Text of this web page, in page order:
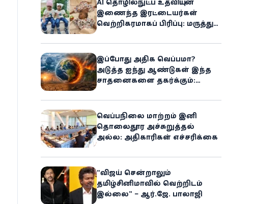
AI தொழில்நுட்ப உதவியுடன்
இணைந்த இரட்டையர்கள்
வெற்றிகரமாகப் பிரிப்பு: மருத்துவ
இப்போது அதிக வெப்பமா?
அடுத்த ஐந்து ஆண்டுகள் இந்த
சாதனைகளை தகர்க்கும்:
எச்சரிக்கை
வெப்பநிலை மாற்றம் இனி
தொலைதூர அச்சுறுத்தல்
அல்ல: அதிகாரிகள் எச்சரிக்கை
“விஜய் சென்றாலும்
தமிழ்சினிமாவில் வெற்றிடம்
இல்லை” – ஆர்.ஜே. பாலாஜி